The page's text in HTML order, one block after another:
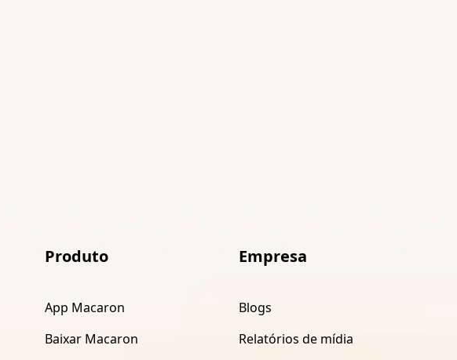
Produto
App Macaron
Baixar Macaron
Empresa
Blogs
Relatórios de mídia